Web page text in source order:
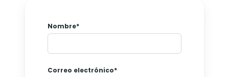
Nombre*
Correo electrónico*